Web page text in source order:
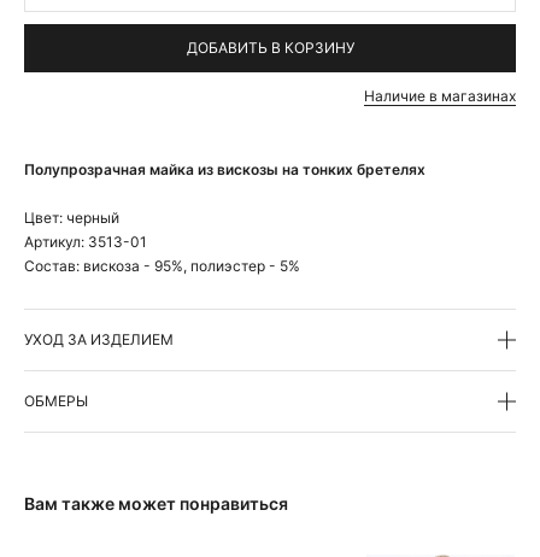
Полупрозрачная майка из вискозы на тонких бретелях
Цвет: черный
Артикул: 3513-01
Состав: вискоза - 95%, полиэстер - 5%
УХОД ЗА ИЗДЕЛИЕМ
ОБМЕРЫ
ДОБАВИТЬ В КОРЗИНУ
Наличие в магазинах
Вам также может понравиться